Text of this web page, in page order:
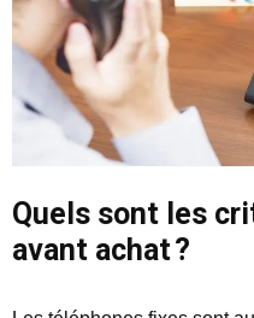
Quels sont les
avant achat ?